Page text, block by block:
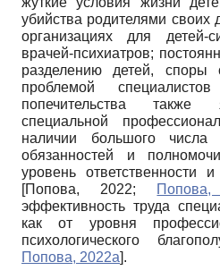
убийства родителями своих
организациях для детей-
врачей-психиатров;
разделению детей, споры
проблемой
попечительства также
специальной
наличии большого
обязанностей и
уровень ответственности
[Попова, 2022;
эффективность труда
как от уровня
психологического
Попова, 2022а].